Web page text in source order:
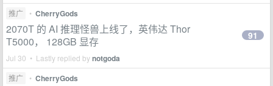
推广
• CherryGods
2070T 的 AI 推理怪兽上线了，英伟达 Thor
T5000， 128GB 显存
Jul 30 • Lastly replied bynotgoda
91
推广 • CherryGods